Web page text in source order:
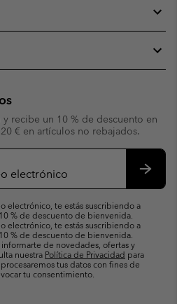
recibe un 10 % de descuento en
€ en artículos no rebajados.
electrónico, te estás suscribiendo a
% de descuento de bienvenida.
electrónico, te estás suscribiendo a
% de descuento de bienvenida.
de novedades, ofertas y
nuestra Política de Privacidad para
tus datos con fines de
tu consentimiento.